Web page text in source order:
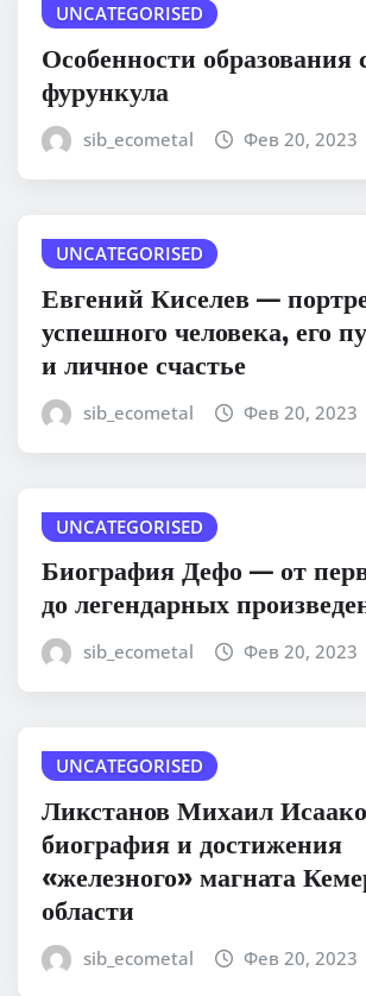
UNCATEGORISED
Особенности образования
фурункула
sib_ecometal Фев 20, 2023
UNCATEGORISED
Евгений Киселев —
успешного человека, его
и личное счастье
sib_ecometal Фев 20, 2023
UNCATEGORISED
Биография Дефо — от
до легендарных
sib_ecometal Фев 20, 2023
UNCATEGORISED
Ликстанов Михаил
биография и достижения
«железного» магната
области
sib_ecometal Фев 20, 2023